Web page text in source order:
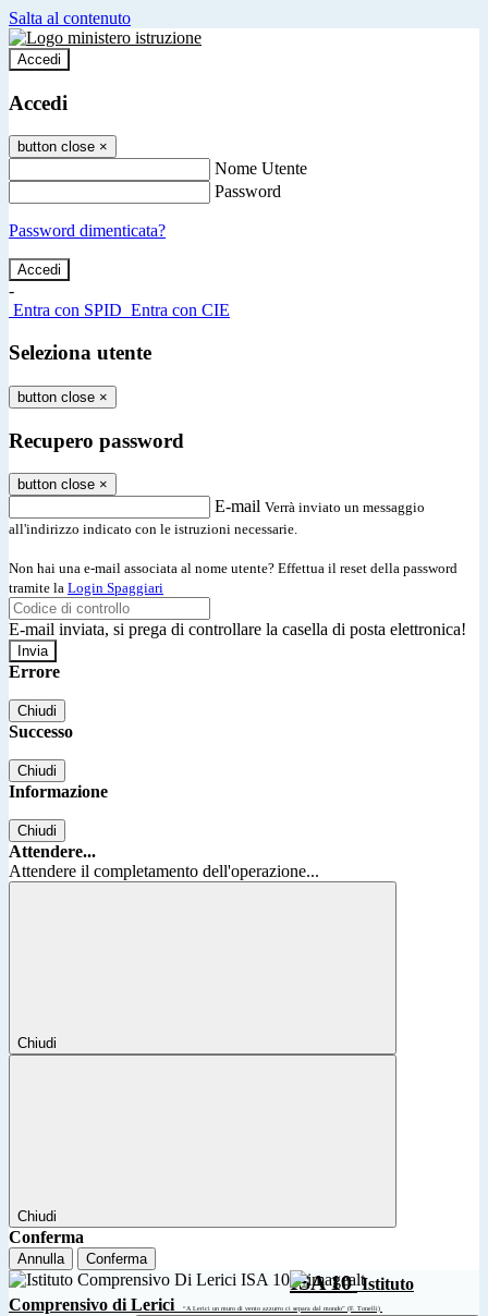
Salta al contenuto
Accedi
Accedi
button close ×
Nome Utente
Password
Password dimenticata?
-
Entra con SPID Entra con CIE
Seleziona utente
button close ×
Recupero password
button close ×
E-mail Verrà inviato un messaggio
all'indirizzo indicato con le istruzioni necessarie.
Non hai una e-mail associata al nome utente? Effettua il reset della password
tramite la Login Spaggiari
E-mail inviata, si prega di controllare la casella di posta elettronica!
Errore
Chiudi
Successo
Chiudi
Informazione
Chiudi
Attendere...
Attendere il completamento dell'operazione...
Chiudi
Chiudi
Conferma
Annulla Conferma
ISA 10 Istituto
Comprensivo di Lerici
“A Lerici un muro di vento azzurro ci separa dal mondo” (F. Tonelli)